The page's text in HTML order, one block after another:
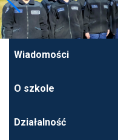
Wiadomości
O szkole
Działalność